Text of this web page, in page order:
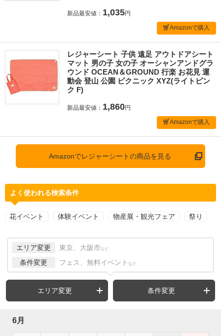
新品最安値： 1,035円
Amazonで購入
レジャーシート 子供 遠足 アウトドアシート
マット 男の子 女の子 オーシャンアンドグラ
ウンド OCEAN＆GROUND 行楽 お花見 運
動会 登山 公園 ピクニック XYZ(ライトピン
ク F)
新品最安値： 1,860円
Amazonで購入
Amazonでレジャーシートの商品を見る
よく使われる検索条件
花イベント 体験イベント 物産展・観光フェア 祭り
エリア変更 東京、大阪市 など
条件変更 フェス、無料イベント など
エリア変更 条件変更
6月